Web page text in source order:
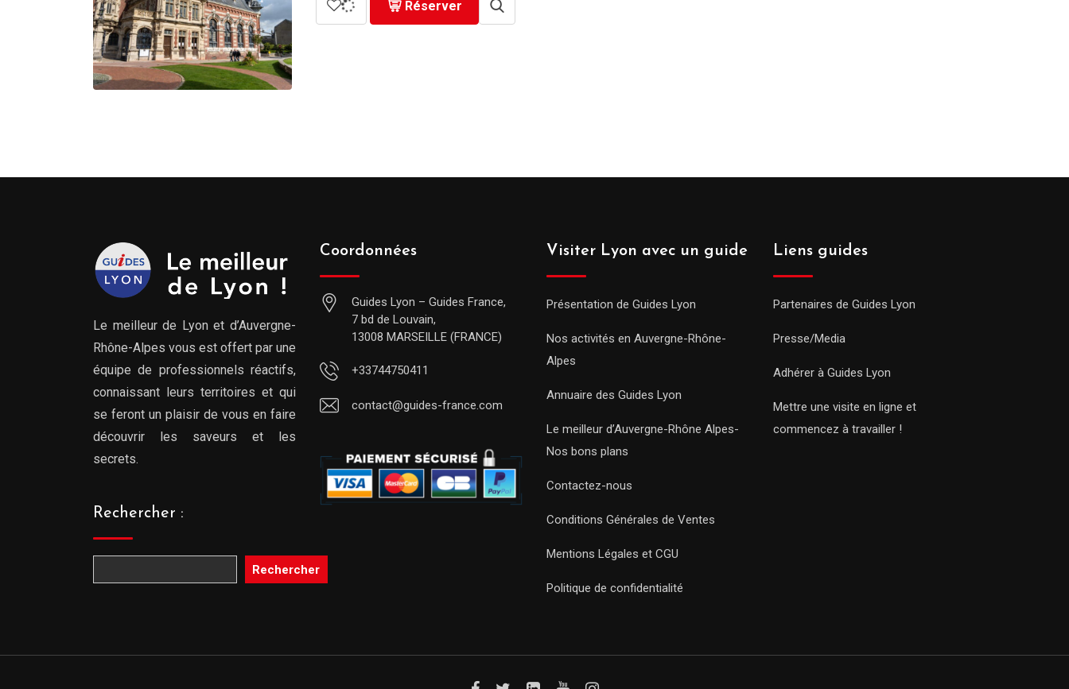
Réserver
Le meilleur de Lyon et d’Auvergne-
Rhône-Alpes vous est offert par une
équipe de professionnels réactifs,
connaissant leurs territoires et qui
se feront un plaisir de vous en faire
découvrir les saveurs et les
secrets.
Rechercher :
Rechercher
Coordonnées
Guides Lyon – Guides France,
7 bd de Louvain,
13008 MARSEILLE (FRANCE)
+33744750411
contact@guides-france.com
Visiter Lyon avec un guide
Présentation de Guides Lyon
Nos activités en Auvergne-Rhône-
Alpes
Annuaire des Guides Lyon
Le meilleur d’Auvergne-Rhône Alpes-
Nos bons plans
Contactez-nous
Conditions Générales de Ventes
Mentions Légales et CGU
Politique de confidentialité
Liens guides
Partenaires de Guides Lyon
Presse/Media
Adhérer à Guides Lyon
Mettre une visite en ligne et
commencez à travailler !